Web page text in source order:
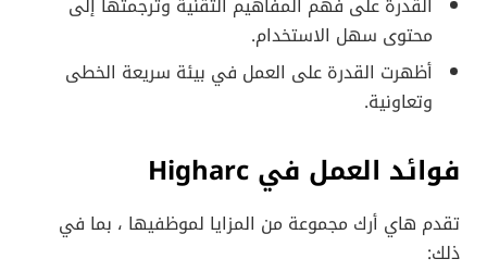
محتوى سهل الاستخدام.
أظهرت القدرة على العمل في بيئة سريعة الخطى
وتعاونية.
فوائد العمل في Higharc
تقدم هاي أرك مجموعة من المزايا لموظفيها ، بما في
ذلك: